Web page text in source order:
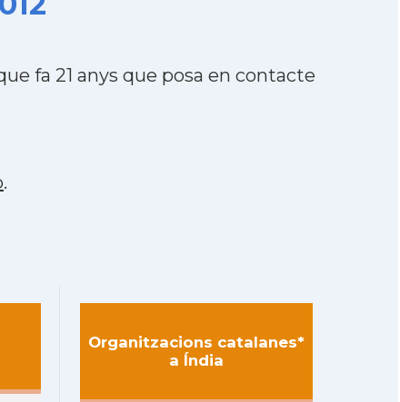
fa 21 anys que posa en contacte
.
Organitzacions catalanes*
a Índia